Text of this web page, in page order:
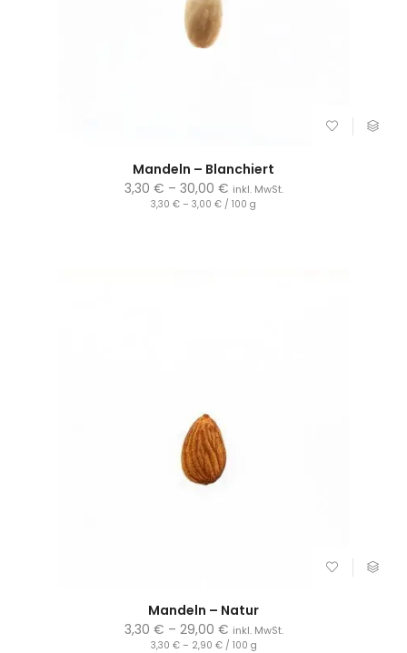
Mandeln – Blanchiert
3,30 € – 30,00 € inkl. MwSt.
3,30 € – 3,00 € / 100 g
Mandeln – Natur
3,30 € – 29,00 € inkl. MwSt.
3,30 €– 2,90 €/ 100 g